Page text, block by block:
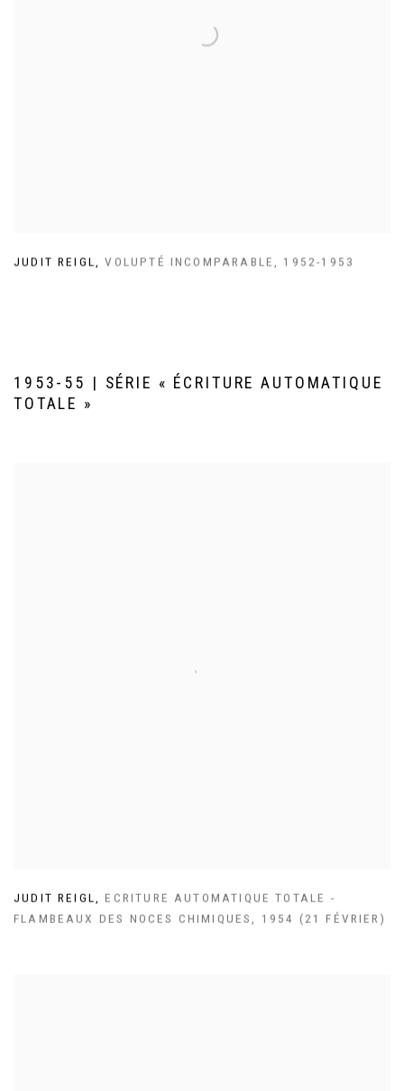
JUDIT REIGL,VOLUPTÉ INCOMPARABLE , 1952-1953
1953-55 | SÉRIE « ÉCRITURE AUTOMATIQUE
TOTALE »
JUDIT REIGL,ECRITURE AUTOMATIQUE TOTALE -
FLAMBEAUX DES NOCES CHIMIQUES , 1954 (21 FÉVRIER)